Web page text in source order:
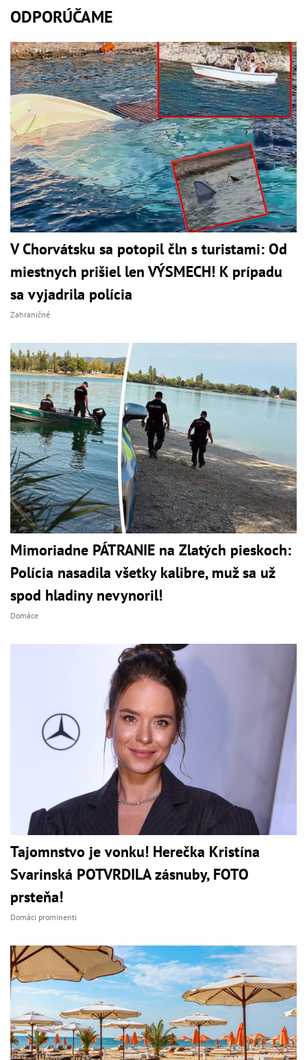
ODPORÚČAME
V Chorvátsku sa potopil čln s turistami: Od
miestnych prišiel len VÝSMECH! K prípadu
sa vyjadrila polícia
Zahraničné
Mimoriadne PÁTRANIE na Zlatých pieskoch:
Polícia nasadila všetky kalibre, muž sa už
spod hladiny nevynoril!
Domáce
Tajomnstvo je vonku! Herečka Kristína
Svarinská POTVRDILA zásnuby, FOTO
prsteňa!
Domáci prominenti